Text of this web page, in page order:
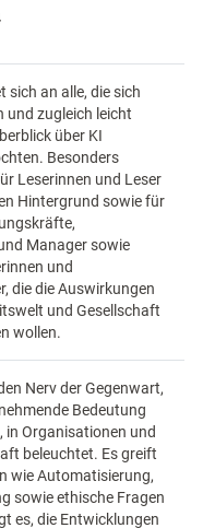
sich an alle, die sich
und zugleich leicht
über KI
Besonders
Leserinnen und Leser
Hintergrund sowie für
Manager sowie
und
die die Auswirkungen
und Gesellschaft
wollen.
Nerv der Gegenwart,
Bedeutung
in Organisationen und
beleuchtet. Es greift
wie Automatisierung,
sowie ethische Fragen
es, die Entwicklungen